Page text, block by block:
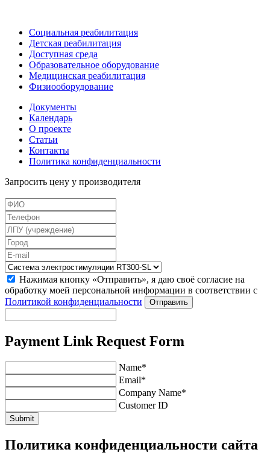
Социальная реабилитация
Детская реабилитация
Доступная среда
Образовательное оборудование
Медицинская реабилитация
Физиооборудование
Документы
Календарь
О проекте
Статьи
Контакты
Политика конфиденциальности
Запросить цену у производителя
Нажимая кнопку «Отправить», я даю своё согласие на
обработку моей персональной информации в соответствии с
Политикой конфиденциальности
Отправить
Payment Link Request Form
Name*
Email*
Company Name*
Customer ID
Submit
Политика конфиденциальности сайта